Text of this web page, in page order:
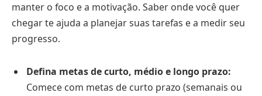
manter o foco e a motivação. Saber onde você quer
chegar te ajuda a planejar suas tarefas e a medir seu
progresso.
Defina metas de curto, médio e longo prazo:
Comece com metas de curto prazo (semanais ou